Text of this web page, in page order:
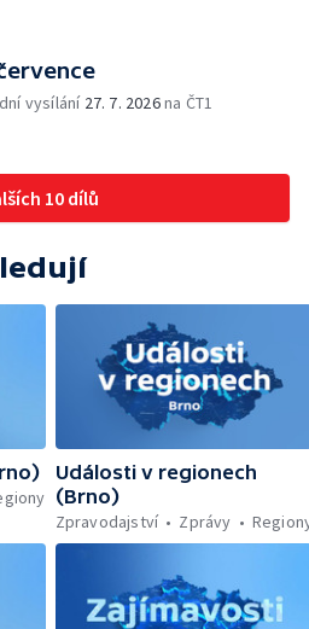
vysílání 27. 7. 2026na ČT1
10 dílů
Události v regionech
(Brno)
Zpravodajství
Zprávy